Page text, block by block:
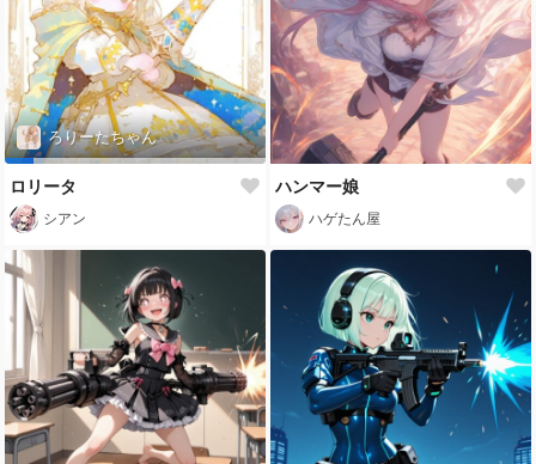
ろりーたちゃん
ロリータ
シアン
ハンマー娘
ハゲたん屋